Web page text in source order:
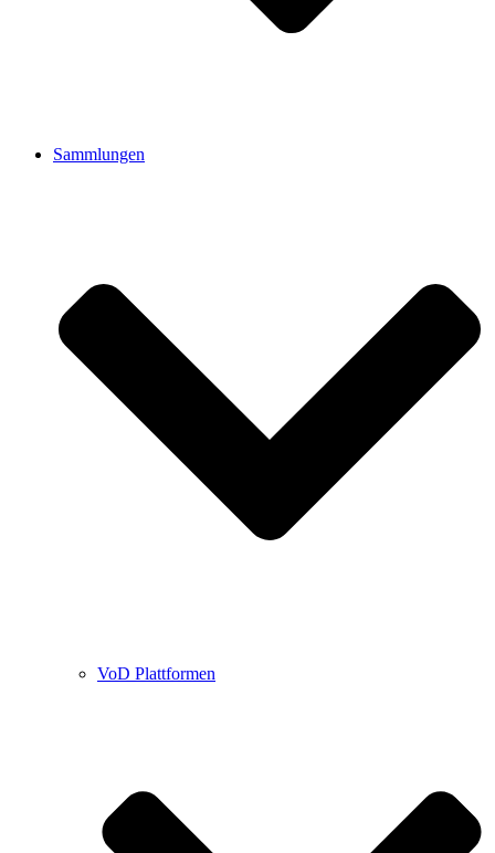
Sammlungen
VoD Plattformen